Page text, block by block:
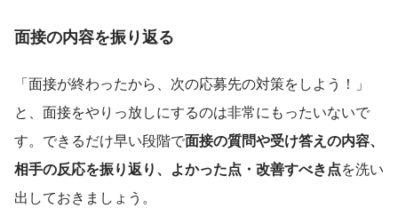
面接の内容を振り返る
「面接が終わったから、次の応募先の対策をしよう！」
と、面接をやりっ放しにするのは非常にもったいないで
す。できるだけ早い段階で面接の質問や受け答えの内容、
相手の反応を振り返り、よかった点・改善すべき点を洗い
出しておきましょう。